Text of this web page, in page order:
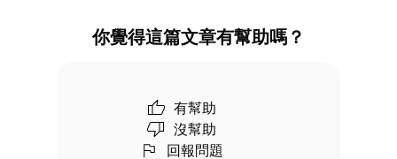
你覺得這篇文章有幫助嗎？
有幫助
沒幫助
回報問題